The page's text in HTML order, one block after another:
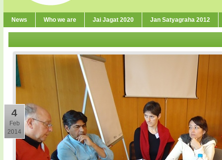
News Who we are Jai Jagat 2020 Jan Satyagraha 2012
4
Feb
2014